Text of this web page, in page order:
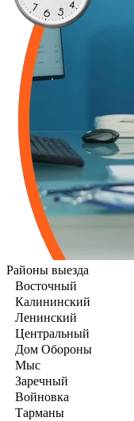
Районы выезда
Восточный
Калининский
Ленинский
Центральный
Дом Обороны
Мыс
Заречный
Войновка
Тарманы